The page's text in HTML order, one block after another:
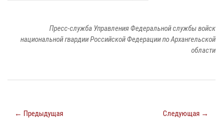
Пресс-служба Управления Федеральной службы войск
национальной гвардии Российской Федерации по Архангельской
области
← Предыдущая Следующая →